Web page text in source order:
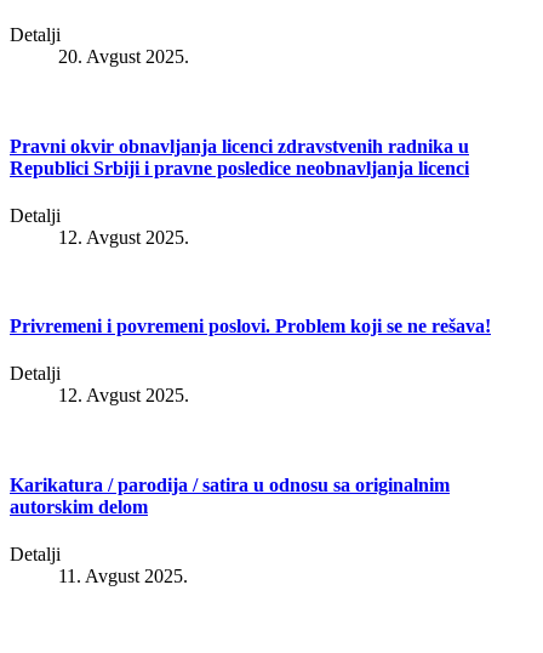
Detalji
20. Avgust 2025.
Pravni okvir obnavljanja licenci zdravstvenih radnika u
Republici Srbiji i pravne posledice neobnavljanja licenci
Detalji
12. Avgust 2025.
Privremeni i povremeni poslovi. Problem koji se ne rešava!
Detalji
12. Avgust 2025.
Karikatura / parodija / satira u odnosu sa originalnim
autorskim delom
Detalji
11. Avgust 2025.